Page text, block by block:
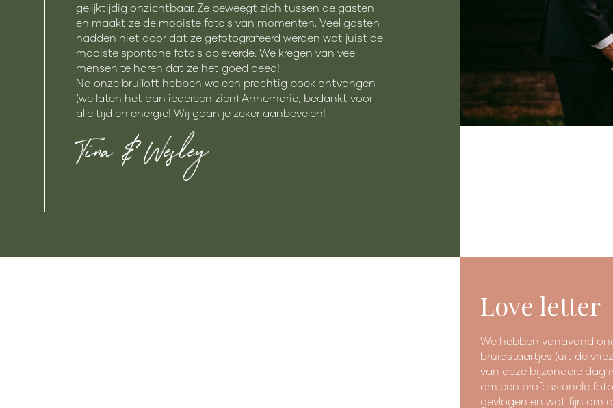
gelijktijdig onzichtbaar. Ze beweegt zich tussen de gasten
en maakt ze de mooiste foto's van momenten. Veel gasten
hadden niet door dat ze gefotografeerd werden wat juist de
mooiste spontane foto's opleverde. We kregen van veel
mensen te horen dat ze het goed deed!
Na onze bruiloft hebben we een prachtig boek ontvangen
(we laten het aan iedereen zien) Annemarie, bedankt voor
alle tijd en energie! Wij gaan je zeker aanbevelen!
Tina & Wesley
Love letter
We hebben vanavond
bruidstaartjes (uit de
van deze bijzondere dag
om een professionele
gevlogen en wat fijn om